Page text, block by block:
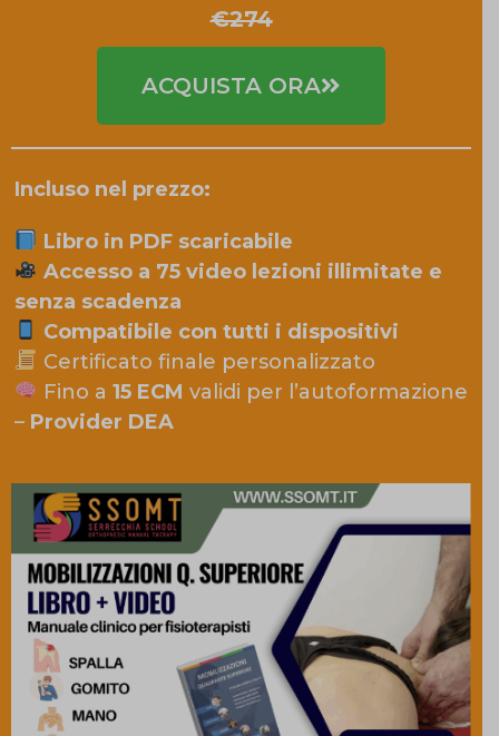
€274
ACQUISTA ORA
Incluso nel prezzo:
Libro in PDF scaricabile
Accesso a 75 video lezioni illimitate e
senza scadenza
Compatibile con tutti i dispositivi
Certificato finale personalizzato
Fino a 15 ECM validi per l’autoformazione
– Provider DEA